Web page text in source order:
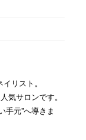
リスト。
気サロンです。
手元”へ導きま